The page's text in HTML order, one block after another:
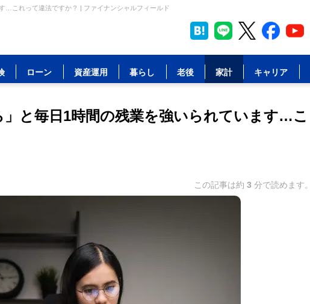
…これって違法ですか？ | ファイナンシャルフィールド
ローン 資産運用 暮らし 老後 家計 キャリア
」と毎日1時間の残業を強いられています…こ
この記事は約 3 分で読めます。